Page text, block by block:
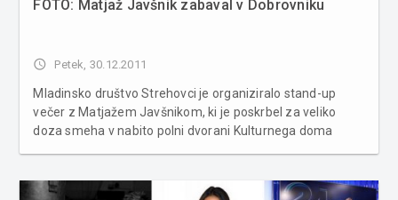
FOTO: Matjaž Javšnik zabaval v Dobrovniku
access_time Petek, 30.12.2011
Mladinsko društvo Strehovci je organiziralo stand-up
večer z Matjažem Javšnikom, ki je poskrbel za veliko
doza smeha v nabito polni dvorani Kulturnega doma
humoren vpogled v po...